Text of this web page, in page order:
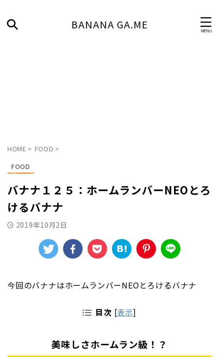
BANANA GA.ME
HOME > FOOD >
FOOD
バナナ１２５：ホームランバーNEOとろ
けるバナナ
2019年10月2日
今回のバナナはホームランバーNEOとろけるバナナ
目次 [表示]
美味しさホームラン級！？